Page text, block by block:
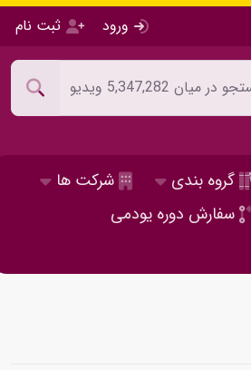
ورود ثبت نام
گروه بندی
شرکت ها
سفارش دوره یودمی